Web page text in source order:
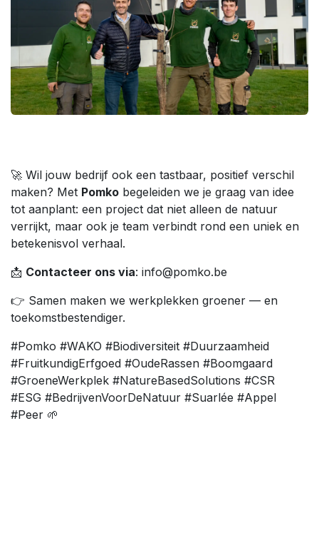
🚀 Wil jouw bedrijf ook een tastbaar, positief verschil
maken? Met Pomko begeleiden we je graag van idee
tot aanplant: een project dat niet alleen de natuur
verrijkt, maar ook je team verbindt rond een uniek en
betekenisvol verhaal.
📩 Contacteer ons via: info@pomko.be
👉 Samen maken we werkplekken groener — en
toekomstbestendiger.
#Pomko #WAKO #Biodiversiteit #Duurzaamheid
#FruitkundigErfgoed #OudeRassen #Boomgaard
#GroeneWerkplek #NatureBasedSolutions #CSR
#ESG #BedrijvenVoorDeNatuur #Suarlée #Appel
#Peer 🌱